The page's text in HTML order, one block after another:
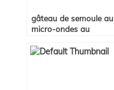
gâteau de semoule au
micro-ondes au